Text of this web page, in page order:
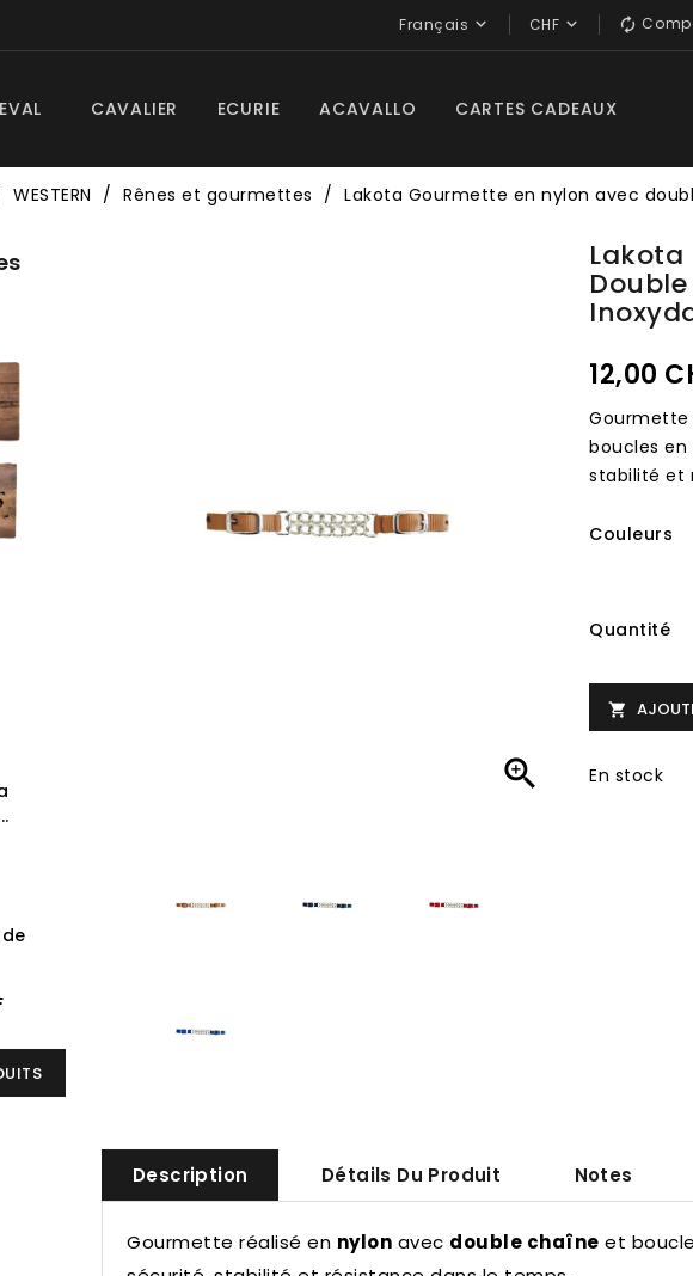

CHF 
Français 
CAVALIER ECURIE ACAVALLO CARTES CADEAUX
WESTERN Rênes et gourmettes Lakota Gourmette en nylon avec

Lakota
12,00
Gourmette
boucles
stabilité et
Couleurs
Quantité

En stock
Description Détails Du Produit Notes
Gourmette réalisé en nylon avec double chaîne et